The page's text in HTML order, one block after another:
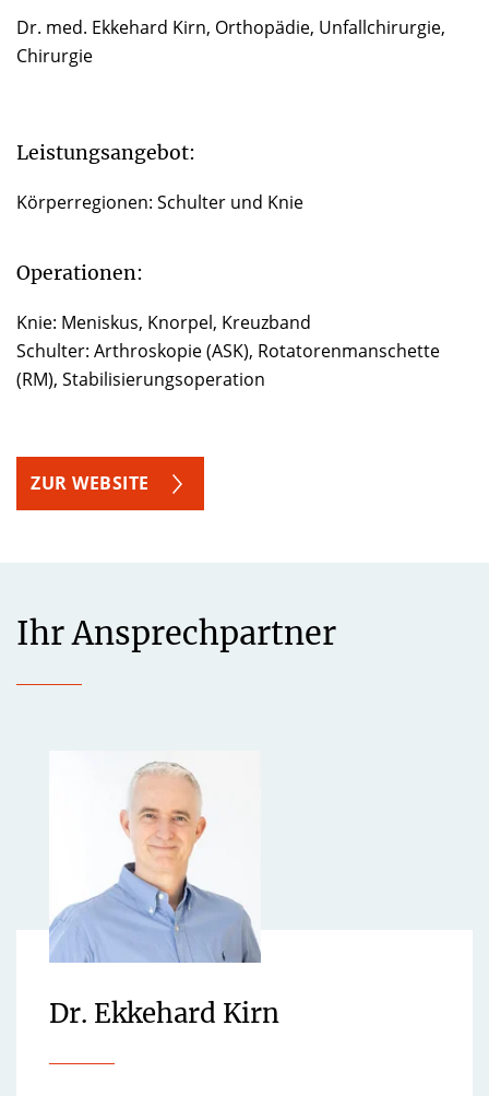
Dr. med. Ekkehard Kirn, Orthopädie, Unfallchirurgie,
Chirurgie
Leistungsangebot:
Körperregionen: Schulter und Knie
Operationen:
Knie: Meniskus, Knorpel, Kreuzband
Schulter: Arthroskopie (ASK), Rotatorenmanschette
(RM), Stabilisierungsoperation
ZUR WEBSITE
Ihr Ansprechpartner
Dr. Ekkehard Kirn